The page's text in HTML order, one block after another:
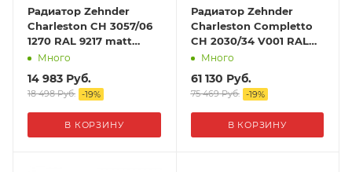
Радиатор Zehnder
Charleston CH 3057/06
1270 RAL 9217 matt
Чёрный
Много
14 983 Руб.
18 498Руб. -19%
В КОРЗИНУ
Радиатор Zehnder
Charleston Completto
CH 2030/34 V001 RAL
9016Много
61 130 Руб.
75 469Руб. -19%
В КОРЗИНУ